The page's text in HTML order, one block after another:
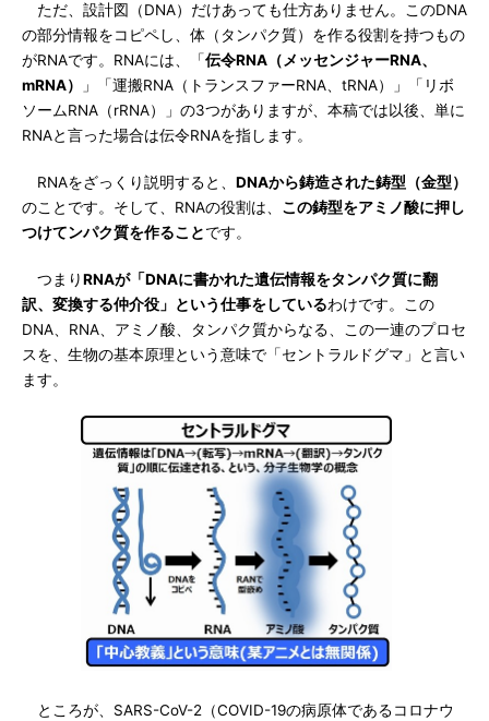
ただ、設計図（DNA）だけあっても仕方ありません。このDNA
の部分情報をコピペし、体（タンパク質）を作る役割を持つもの
がRNAです。RNAには、「伝令RNA（メッセンジャーRNA、
mRNA）
」「運搬RNA（トランスファーRNA、tRNA）」「リボ
ソームRNA（rRNA）」の3つがありますが、本稿では以後、単に
RNAと言った場合は伝令RNAを指します。
RNAをざっくり説明すると、 DNAから鋳造された鋳型（金型）
のことです。そして、RNAの役割は、 この鋳型をアミノ酸に押し
つけてンパク質を作ることです。
つまりRNAが「DNAに書かれた遺伝情報をタンパク質に翻
訳、変換する仲介役」という仕事をしているわけです。この
DNA、RNA、アミノ酸、タンパク質からなる、この一連のプロセ
スを、生物の基本原理という意味で「セントラルドグマ」と言い
ます。
ところが、SARS-CoV-2（COVID-19の病原体であるコロナウ